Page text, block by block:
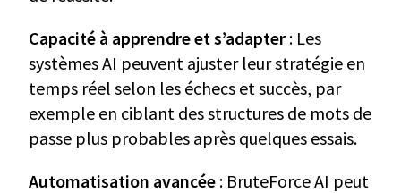
Capacité à apprendre et s’adapter : Les
systèmes AI peuvent ajuster leur stratégie en
temps réel selon les échecs et succès, par
exemple en ciblant des structures de mots de
passe plus probables après quelques essais.
Automatisation avancée : BruteForce AI peut